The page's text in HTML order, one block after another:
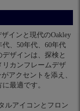
インと現代のOakley
、50年代、60年代
ザインは、探検と
リカンフレームデザ
アクセントを添え、
最適です。
ルアイコンとフロン